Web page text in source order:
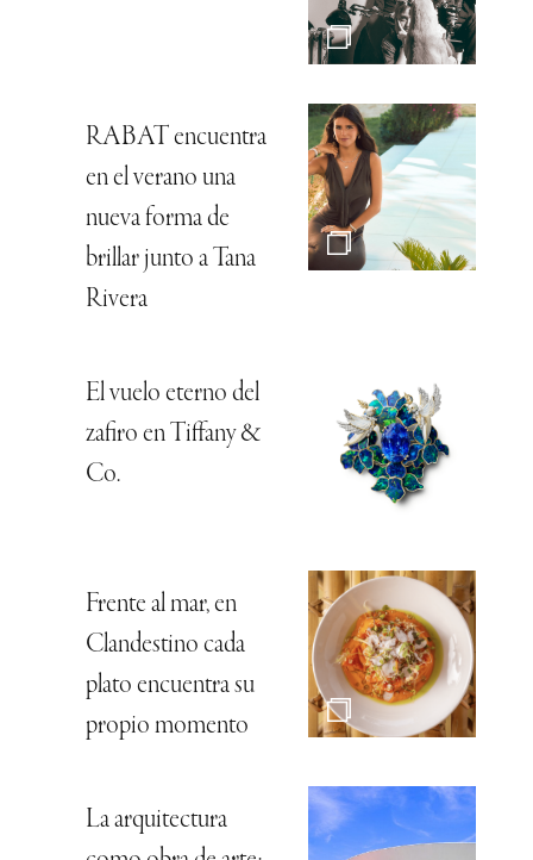
RABAT encuentra
en el verano una
nueva forma de
brillar junto a Tana
Rivera
El vuelo eterno del
zafiro en Tiffany &
Co.
Frente al mar, en
Clandestino cada
plato encuentra su
propio momento
La arquitectura